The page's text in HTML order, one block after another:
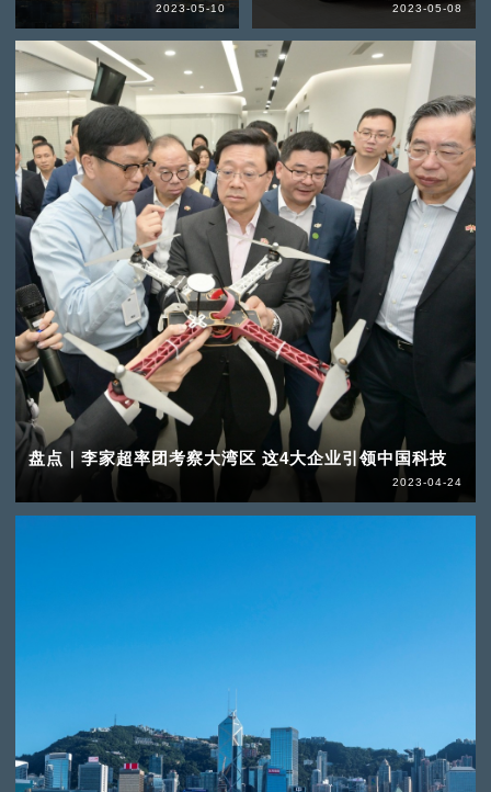
2023-05-10 2023-05-08
盘点｜李家超率团考察大湾区 这4大企业引领中国科技
2023-04-24